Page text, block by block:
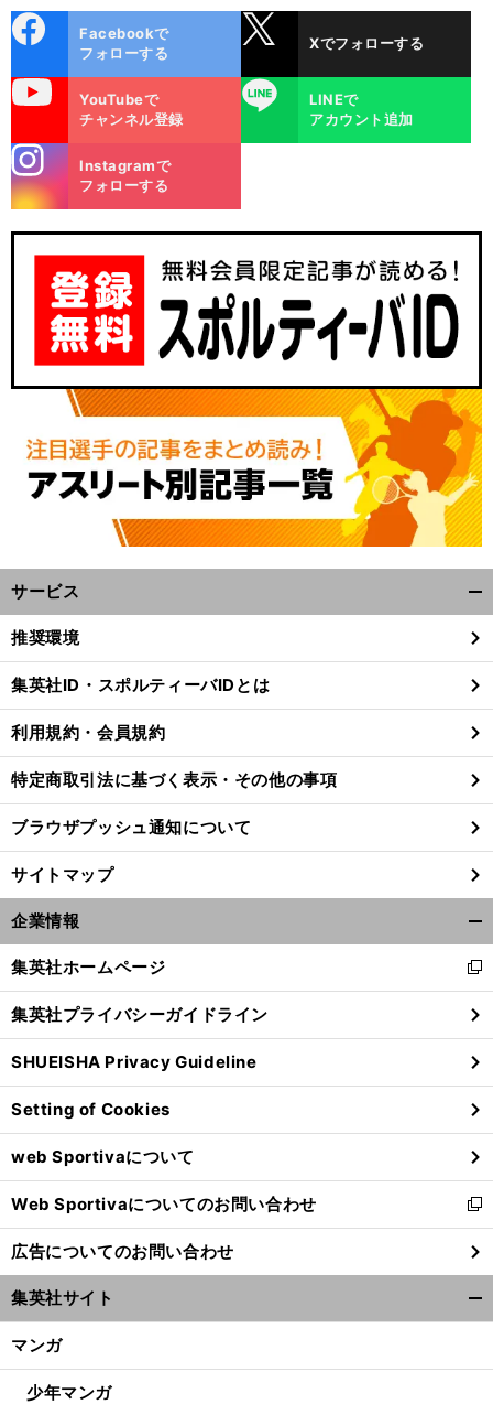
ok
Facebookで
フォローする
Xでフォローする
YouTubeで
チャンネル登録
LINE
LINEで
アカウント追加
m
Instagramで
フォローする
サービス
閉
る
推奨環境
集英社ID・スポルティーバIDとは
利用規約・会員規約
特定商取引法に基づく表示・その他の事項
ブラウザプッシュ通知について
サイトマップ
企業情報
閉
る
集英社ホームページ
新
し
い
ウ
ィ
ン
ド
ウ
で
開
く
集英社プライバシーガイドライン
SHUEISHA Privacy Guideline
Setting of Cookies
web Sportivaについて
Web Sportivaについてのお問い合わせ
新
し
い
ウ
ィ
ン
ウ
広告についてのお問い合わせ
集英社サイト
マンガ
少年マンガ